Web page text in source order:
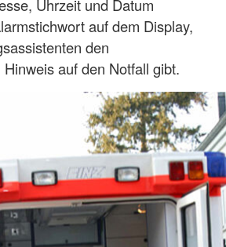
Uhrzeit und Datum
auf dem Display,
den
auf den Notfall gibt.